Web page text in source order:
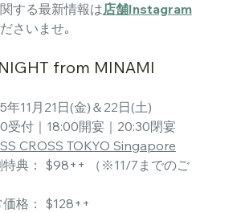
する最新情報は店舗Instagram
さいませ｡
from MINAMI
年11月21日(金)＆22日(土)
受付｜18:00開宴｜20:30閉宴
CROSS TOKYO Singapore
特典： $98++ （※11/7までのご
： $128++